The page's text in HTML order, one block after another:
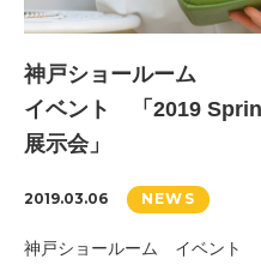
神戸ショールーム
イベント 「2019
展示会」
2019.03.06 NEWS
神戸ショールーム イベント